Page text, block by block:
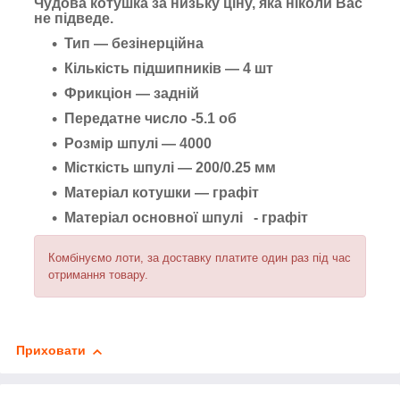
Чудова котушка за низьку ціну, яка ніколи Вас
не підведе.
Тип — безінерційна
Кількість підшипників — 4 шт
Фрикціон — задній
Передатне число -5.1 об
Розмір шпулі — 4000
Місткість шпулі — 200/0.25 мм
Матеріал котушки — графіт
Матеріал основної шпулі - графіт
Комбінуємо лоти, за доставку платите один раз під час
отримання товару.
Приховати